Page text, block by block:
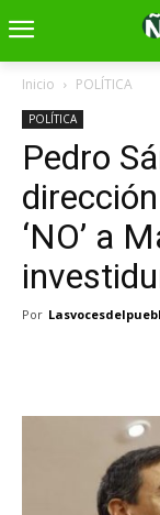
Inicio POLÍTICA
POLÍTICA
Pedro
‘NO’ a
Por